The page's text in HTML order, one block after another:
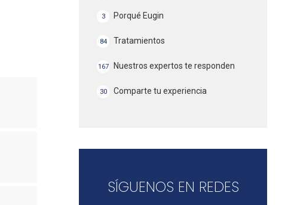
3 Porqué Eugin
84 Tratamientos
167 Nuestros expertos te responden
30 Comparte tu experiencia
SÍGUENOS EN REDES